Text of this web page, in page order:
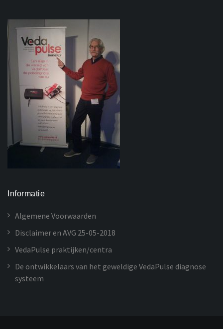
Informatie
Algemene Voorwaarden
Disclaimer en AVG 25-05-2018
VedaPulse praktijken/centra
De ontwikkelaars van het geweldige VedaPulse diagnose
systeem